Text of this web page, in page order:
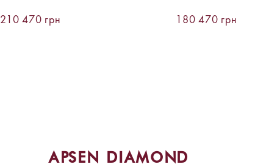
210 470 грн 180 470 грн
APSEN DIAMOND